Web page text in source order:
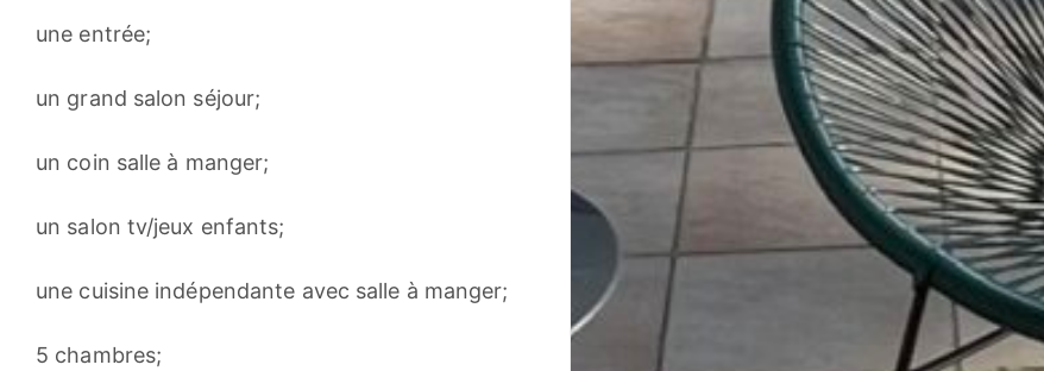
une entrée;
un grand salon séjour;
un coin salle à manger;
un salon tv/jeux enfants;
une cuisine indépendante avec salle à manger;
5 chambres;